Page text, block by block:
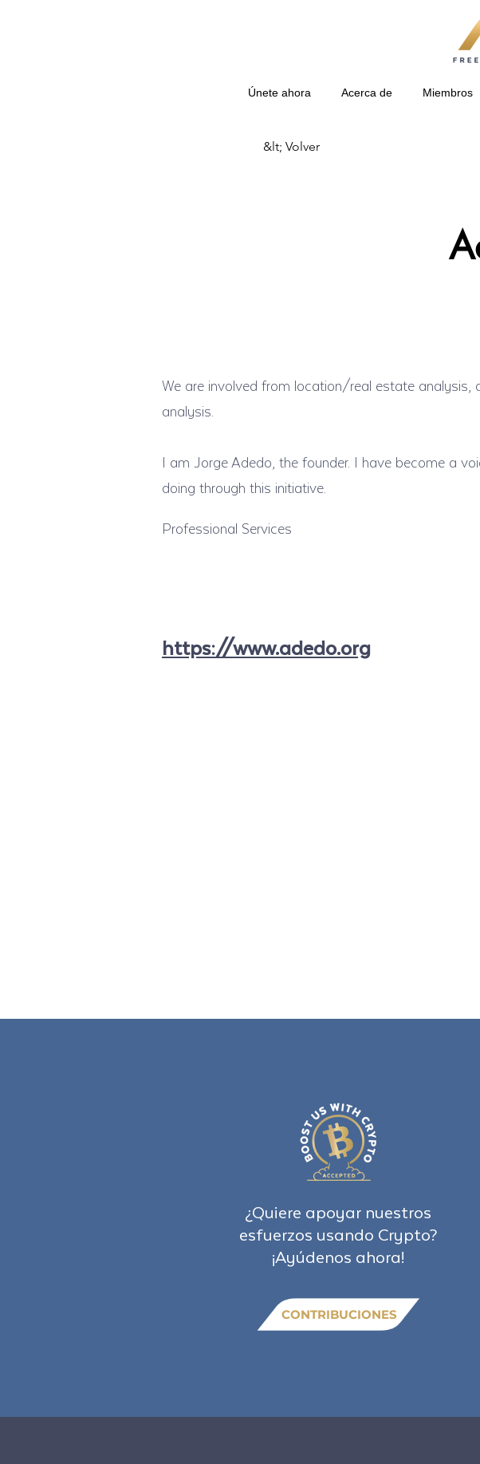
Únete ahora Acerca de Miembros
&lt; Volver
We are involved from location/real estate
analysis.
I am Jorge Adedo, the founder. I have become a
doing through this initiative.
Professional Services
https://www.adedo.org
¿Quiere apoyar nuestros
esfuerzos usando Crypto?
¡Ayúdenos ahora!
CONTRIBUCIONES